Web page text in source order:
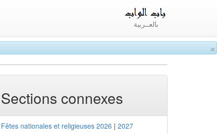
×
بالعــربية
Sections connexes
Fêtes nationales et religieuses 2026 | 2027